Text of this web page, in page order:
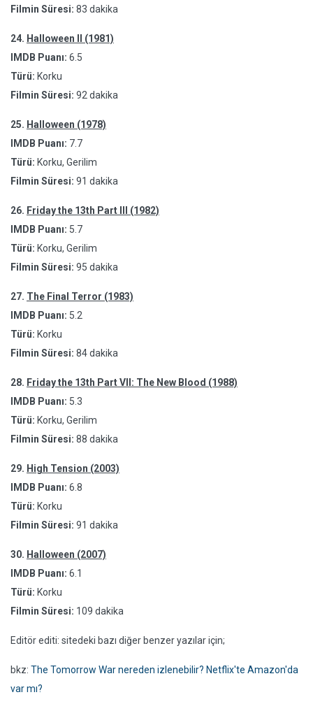
Filmin Süresi: 83 dakika
24. Halloween II (1981)
IMDB Puanı: 6.5
Türü: Korku
Filmin Süresi: 92 dakika
25. Halloween (1978)
IMDB Puanı: 7.7
Türü: Korku, Gerilim
Filmin Süresi: 91 dakika
26. Friday the 13th Part III (1982)
IMDB Puanı: 5.7
Türü: Korku, Gerilim
Filmin Süresi: 95 dakika
27. The Final Terror (1983)
IMDB Puanı: 5.2
Türü: Korku
Filmin Süresi: 84 dakika
28. Friday the 13th Part VII: The New Blood (1988)
IMDB Puanı: 5.3
Türü: Korku, Gerilim
Filmin Süresi: 88 dakika
29. High Tension (2003)
IMDB Puanı: 6.8
Türü: Korku
Filmin Süresi: 91 dakika
30. Halloween (2007)
IMDB Puanı: 6.1
Türü: Korku
Filmin Süresi: 109 dakika
Editör editi: sitedeki bazı diğer benzer yazılar için;
bkz: The Tomorrow War nereden izlenebilir? Netflix'te Amazon'da
var mı?